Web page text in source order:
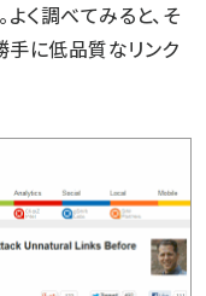
く調べてみると、そ
手に低品質なリンク